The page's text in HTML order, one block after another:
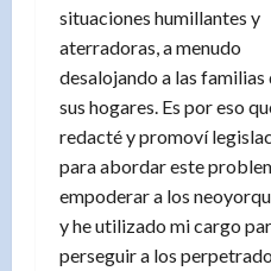
situaciones humillantes y
aterradoras, a menudo
desalojando a las familias
sus hogares. Es por eso
redacté y promoví
para abordar este
empoderar a los
y he utilizado mi cargo
perseguir a los